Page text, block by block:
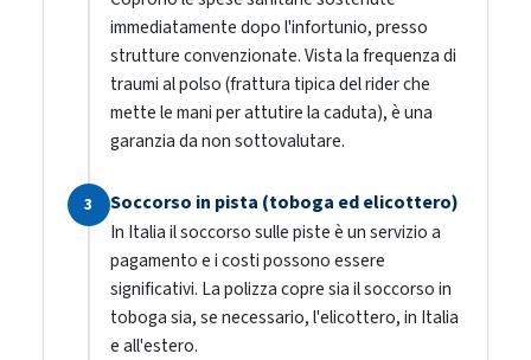
immediatamente dopo l'infortunio, presso
strutture convenzionate. Vista la frequenza di
traumi al polso (frattura tipica del rider che
mette le mani per attutire la caduta), è una
garanzia da non sottovalutare.
3 Soccorso in pista (toboga ed elicottero)
In Italia il soccorso sulle piste è un servizio a
pagamento e i costi possono essere
significativi. La polizza copre sia il soccorso in
toboga sia, se necessario, l'elicottero, in Italia
e all'estero.